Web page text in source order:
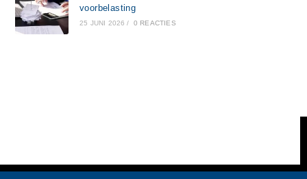
voorbelasting
25 JUNI 2026 / 0 REACTIES